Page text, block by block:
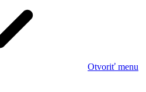
Otvoriť menu